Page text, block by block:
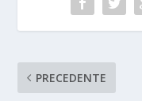
PRECEDENTE